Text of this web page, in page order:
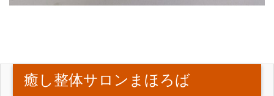
癒し整体サロンまほろば